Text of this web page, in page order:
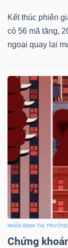
Kết thúc phiên
có 56 mã tăng,
ngoại quay lại
NHẬN ĐỊNH THỊ TRƯỜNG
Chứng